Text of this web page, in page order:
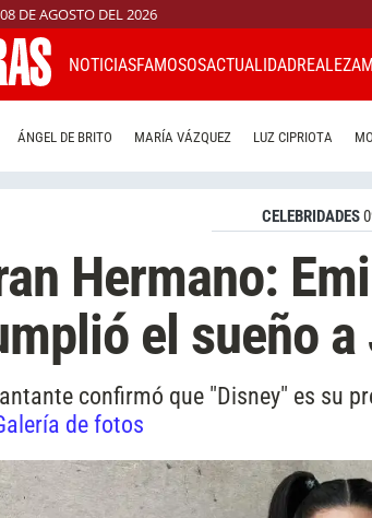
DE AGOSTO DEL 2026
NOTICIASFAMOSOSACTUALIDADREALEZA
ÁNGEL DE BRITO MARÍA VÁZQUEZ LUZ CIPRIOTA
CELEBRIDADES
Hermano:
el sueño
confirmó que "Disney" es su
de fotos